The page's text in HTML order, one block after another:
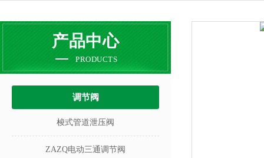
产品中心
PRODUCTS
调节阀
梭式管道泄压阀
ZAZQ电动三通调节阀